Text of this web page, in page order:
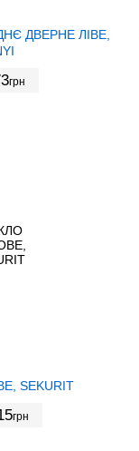
ДВЕРНЕ ЛІВЕ,
грн
SEKURIT
грн